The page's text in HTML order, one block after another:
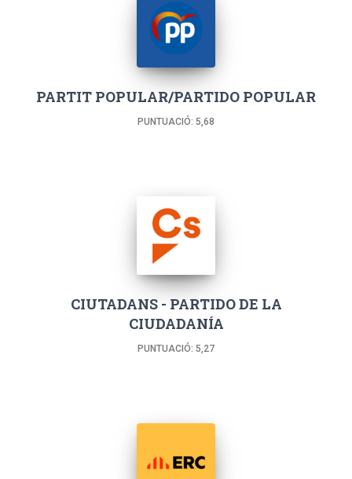
PARTIT POPULAR/PARTIDO POPULAR
PUNTUACIÓ: 5,68
CIUTADANS - PARTIDO DE LA
CIUDADANÍA
PUNTUACIÓ: 5,27